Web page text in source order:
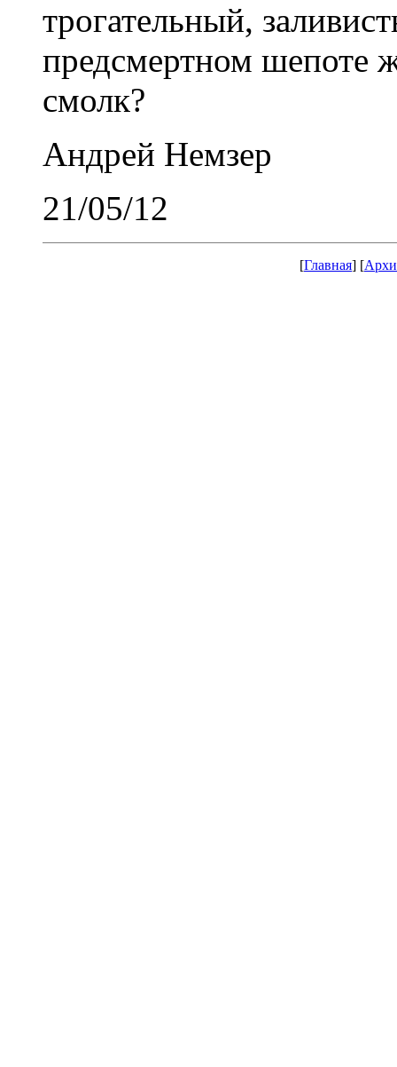
трогательный,
предсмертном шепоте
смолк?
Андрей Немзер
21/05/12
[Главная] [